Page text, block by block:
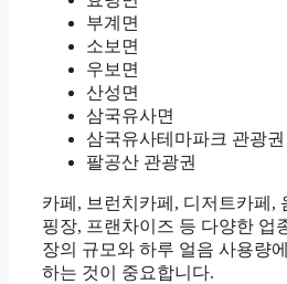
부계면
소보면
우보면
산성면
삼국유사면
삼국유사테마파크 관광권
팔공산 관광권
카페, 브런치카페, 디저트카페,
핑장, 프랜차이즈 등 다양한 업
장의 규모와 하루 얼음 사용량
하는 것이 중요합니다.